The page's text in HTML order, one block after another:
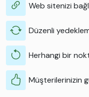
Web sitenizi
Düzenli
Herhangi bir
Müşterilerinizin